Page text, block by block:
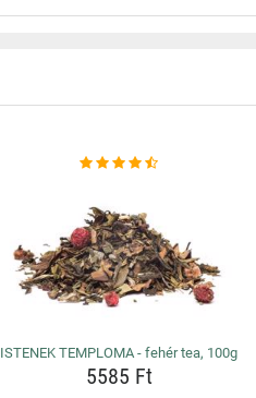
ISTENEK TEMPLOMA - fehér tea, 100g
5585 Ft